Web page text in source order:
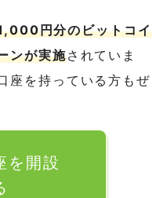
円分のビットコイ
ンが実施されていま
座を持っている方もぜ
を開設